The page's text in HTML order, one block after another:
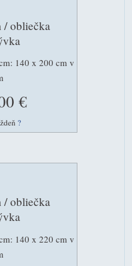
/ obliečka
140 x 200 cm v
€
?
/ obliečka
140 x 220 cm v